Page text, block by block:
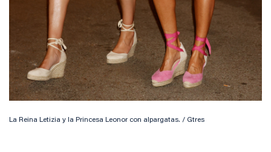
La Reina Letizia y la Princesa Leonor con alpargatas. / Gtres